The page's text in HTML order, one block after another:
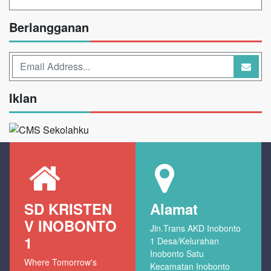
Berlangganan
Iklan
SD KRISTEN
V INOBONTO
1
Where Tomorrow's
Alamat
Jln.Trans AKD Inobonto
1 Desa/Kelurahan
Inobonto Satu
Kecamatan Inobonto